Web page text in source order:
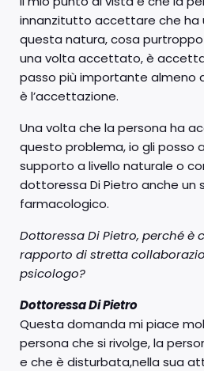
innanzitutto accettare che ha
questa natura, cosa
una volta accettato, è
passo più importante almeno
è l’accettazione.
Una volta che la persona ha
questo problema, io gli posso
supporto a livello naturale o
dottoressa Di Pietro anche un
farmacologico.
Dottoressa Di Pietro, perché è
rapporto di stretta
psicologo?
Dottoressa Di Pietro
Questa domanda mi piace
persona che si rivolge, la
e che è disturbata,nella sua